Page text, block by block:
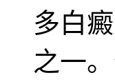
多白
之一